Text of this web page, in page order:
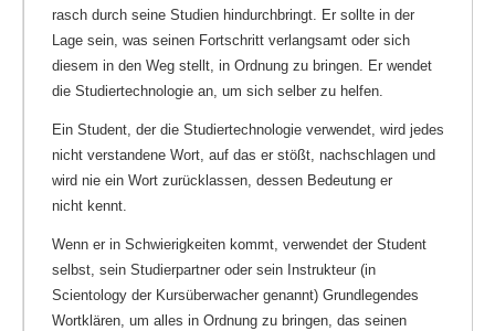
rasch durch seine Studien hindurchbringt. Er sollte in der
Lage sein, was seinen Fortschritt verlangsamt oder sich
diesem in den Weg stellt, in Ordnung zu bringen. Er wendet
die Studiertechnologie an, um sich selber zu helfen.
Ein Student, der die Studiertechnologie verwendet, wird jedes
nicht verstandene Wort, auf das er stößt, nachschlagen und
wird nie ein Wort zurücklassen, dessen Bedeutung er
nicht kennt.
Wenn er in Schwierigkeiten kommt, verwendet der Student
selbst, sein Studierpartner oder sein Instrukteur (in
Scientology der Kursüberwacher genannt) Grundlegendes
Wortklären, um alles in Ordnung zu bringen, das seinen